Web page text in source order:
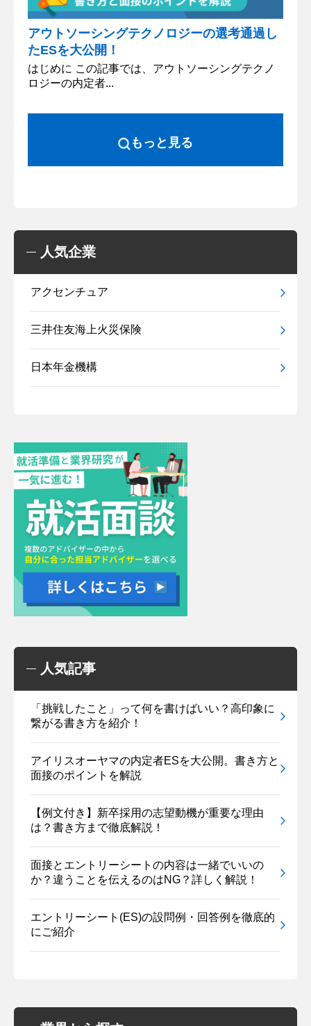
アウトソーシングテクノロジーの選考通過し
たESを大公開！
はじめに この記事では、アウトソーシングテクノ
ロジーの内定者...
もっと見る
人気企業
アクセンチュア
三井住友海上火災保険
日本年金機構
人気記事
「挑戦したこと」って何を書けばいい？高印象に
繋がる書き方を紹介！
アイリスオーヤマの内定者ESを大公開。書き方と
面接のポイントを解説
【例文付き】新卒採用の志望動機が重要な理由
は？書き方まで徹底解説！
面接とエントリーシートの内容は一緒でいいの
か？違うことを伝えるのはNG？詳しく解説！
エントリーシート(ES)の設問例・回答例を徹底的
にご紹介